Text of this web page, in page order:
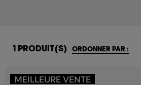
1 PRODUIT(S) ORDONNER PAR :
MEILLEURE VENTE